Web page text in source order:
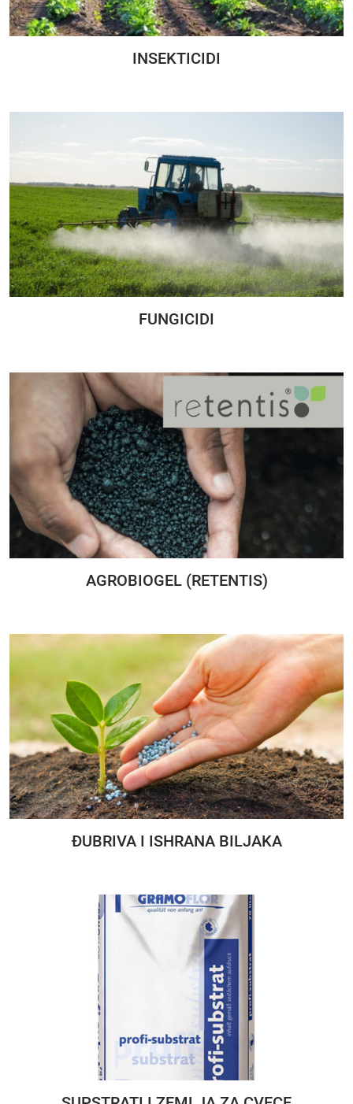
INSEKTICIDI
FUNGICIDI
AGROBIOGEL (RETENTIS)
ĐUBRIVA I ISHRANA BILJAKA